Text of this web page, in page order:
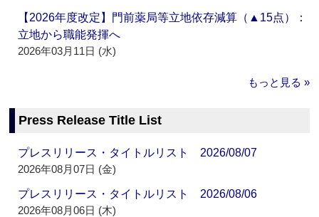
【2026年度改定】門前薬局等立地依存減算（▲15点）：
立地から職能発揮へ
2026年03月11日 (水)
もっと見る »
Press Release Title List
プレスリリース・タイトルリスト 2026/08/07
2026年08月07日 (金)
プレスリリース・タイトルリスト 2026/08/06
2026年08月06日 (木)